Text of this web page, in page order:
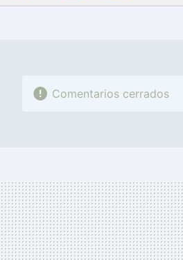
FACEBOOK
TWITTERFLIPBOARD
E-
WHATSAPP
Comentarios cerrados